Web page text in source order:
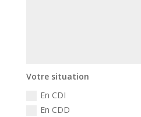
Votre situation
En CDI
En CDD